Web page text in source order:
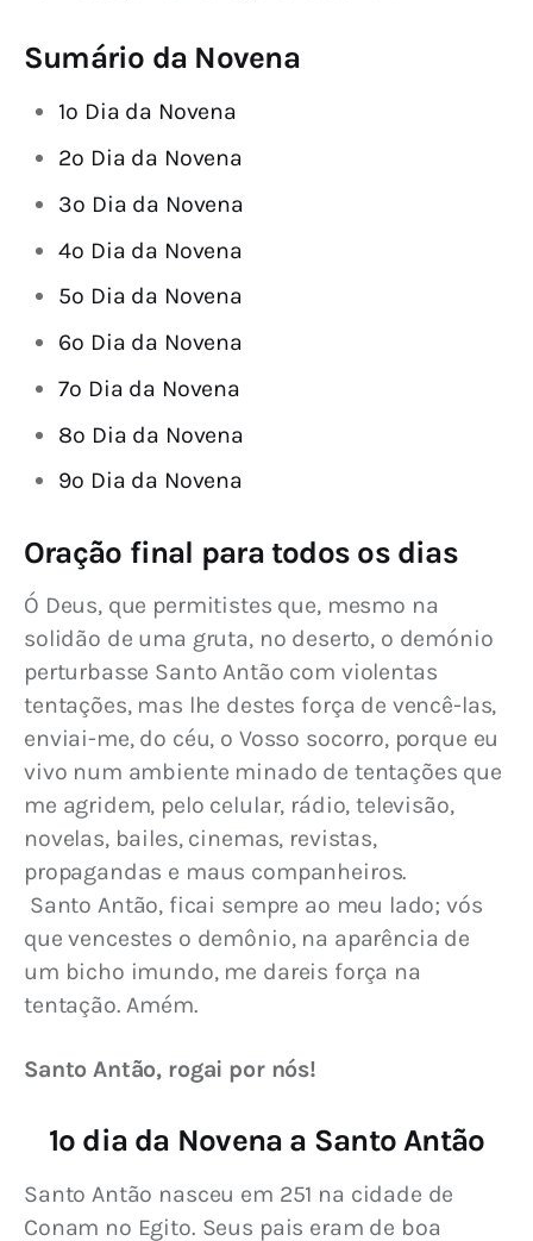
Sumário da Novena
1º Dia da Novena
2º Dia da Novena
3º Dia da Novena
4º Dia da Novena
5º Dia da Novena
6º Dia da Novena
7º Dia da Novena
8º Dia da Novena
9º Dia da Novena
Oração final para todos os dias
Ó Deus, que permitistes que, mesmo na
solidão de uma gruta, no deserto, o demónio
perturbasse Santo Antão com violentas
tentações, mas lhe destes força de vencê-las,
enviai-me, do céu, o Vosso socorro, porque eu
vivo num ambiente minado de tentações que
me agridem, pelo celular, rádio, televisão,
novelas, bailes, cinemas, revistas,
propagandas e maus companheiros.
que vencestes o demônio, na aparência de
um bicho imundo, me dareis força na
tentação. Amém.
Santo Antão, rogai por nós!
1º dia da Novena a Santo Antão
Santo Antão nasceu em 251 na cidade de
Conam no Egito. Seus pais eram de boa